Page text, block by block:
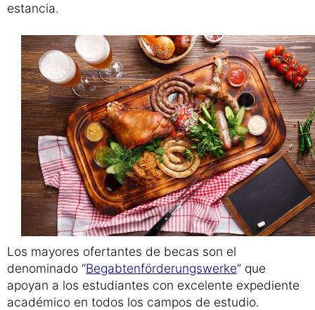
estancia.
Los mayores ofertantes de becas son el
denominado “Begabtenförderungswerke” que
apoyan a los estudiantes con excelente expediente
académico en todos los campos de estudio.